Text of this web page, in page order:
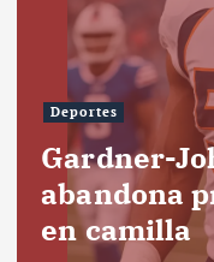
Deportes
Gardner-
abandona
en camilla